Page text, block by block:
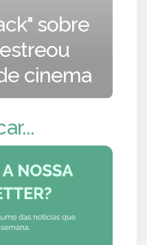
sobre
cinema